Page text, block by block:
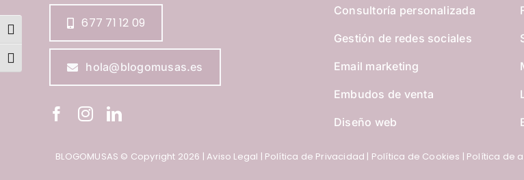
Alternar alto contraste
Alternar tamaño de letra
677 71 12 09
hola@blogomusas.es
Consultoría personalizada
Gestión de redes sociales
Email marketing
Embudos de venta
Diseño web
BLOGOMUSAS © Copyright 2026 |Aviso Legal | Política de Privacidad | Política de Cookies | Política de